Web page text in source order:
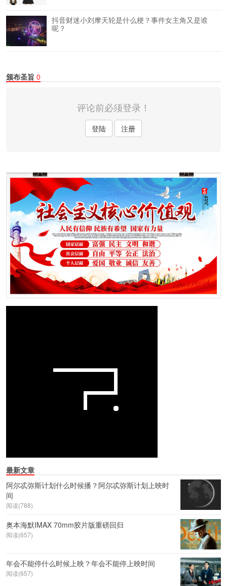
抖音财迷小刘摩天轮是什么梗？事件女主角又是谁
呢？
颁布圣旨 0
评论前必须登录！
登陆 注册
最新文章
阿尔忒弥斯计划什么时候播？阿尔忒弥斯计划上映时
间
阅读(788)
奥本海默IMAX 70mm胶片版重磅回归
阅读(657)
年会不能停什么时候上映？年会不能停上映时间
阅读(657)